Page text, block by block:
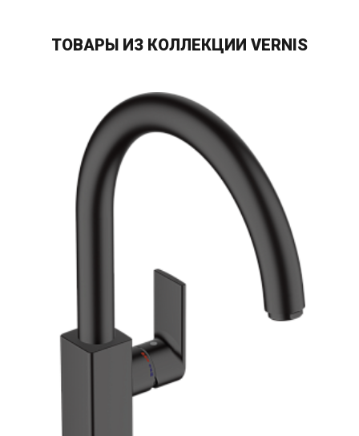
ТОВАРЫ ИЗ КОЛЛЕКЦИИ VERNIS